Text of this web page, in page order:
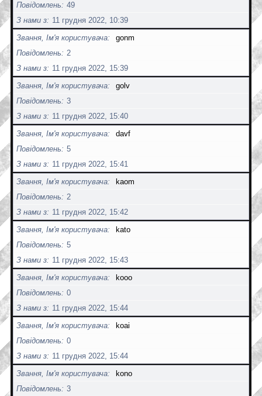
Повідомлень
49
З нами з
11 грудня 2022, 10:39
Звання, Ім'я користувача
gonm
Повідомлень
2
З нами з
11 грудня 2022, 15:39
Звання, Ім'я користувача
golv
Повідомлень
3
З нами з
11 грудня 2022, 15:40
Звання, Ім'я користувача
davf
Повідомлень
5
З нами з
11 грудня 2022, 15:41
Звання, Ім'я користувача
kaom
Повідомлень
2
З нами з
11 грудня 2022, 15:42
Звання, Ім'я користувача
kato
Повідомлень
5
З нами з
11 грудня 2022, 15:43
Звання, Ім'я користувача
kooo
Повідомлень
0
З нами з
11 грудня 2022, 15:44
Звання, Ім'я користувача
koai
Повідомлень
0
З нами з
11 грудня 2022, 15:44
Звання, Ім'я користувача
kono
Повідомлень
3